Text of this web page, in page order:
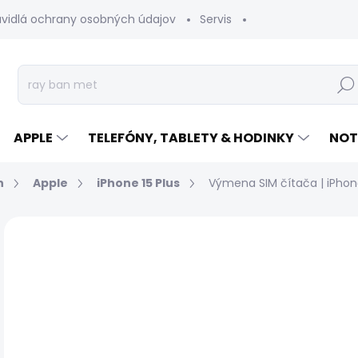
ochrany osobných údajov Servis
Hľadať
APPLE TELEFÓNY, TABLETY & HODINKY
Apple iPhone 15 Plus Výmena SIM čítača |